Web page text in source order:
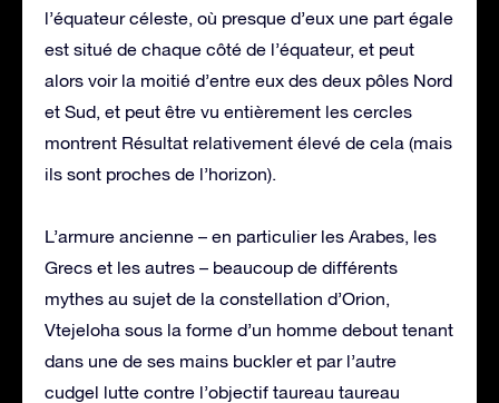
l’équateur céleste, où presque d’eux une part égale
est situé de chaque côté de l’équateur, et peut
alors voir la moitié d’entre eux des deux pôles Nord
et Sud, et peut être vu entièrement les cercles
montrent Résultat relativement élevé de cela (mais
ils sont proches de l’horizon).
L’armure ancienne – en particulier les Arabes, les
Grecs et les autres – beaucoup de différents
mythes au sujet de la constellation d’Orion,
Vtejeloha sous la forme d’un homme debout tenant
dans une de ses mains buckler et par l’autre
cudgel lutte contre l’objectif taureau taureau